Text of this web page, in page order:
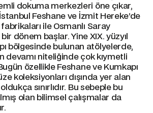
dokuma merkezleri öne çıkar,
Feshane ve İzmit Hereke’de
ile Osmanlı Saray
bir dönem başlar. Yine XIX. yüzyıl
bölgesinde bulunan atölyelerde,
devamı niteliğinde çok kıymetli
özellikle Feshane ve Kumkapı
koleksiyonları dışında yer alan
sınırlıdır. Bu sebeple bu
olan bilimsel çalışmalar da